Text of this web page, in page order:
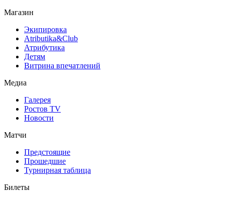
Магазин
Экипировка
Atributika&Club
Атрибутика
Детям
Витрина впечатлений
Медиа
Галерея
Ростов TV
Новости
Матчи
Предстоящие
Прошедшие
Турнирная таблица
Билеты